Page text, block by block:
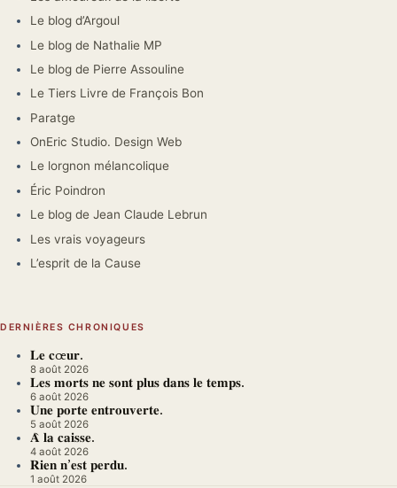
Le blog d’Argoul
Le blog de Nathalie MP
Le blog de Pierre Assouline
Le Tiers Livre de François Bon
Paratge
OnEric Studio. Design Web
Le lorgnon mélancolique
Éric Poindron
Le blog de Jean Claude Lebrun
Les vrais voyageurs
L’esprit de la Cause
DERNIÈRES CHRONIQUES
𝐋𝐞 𝐜œ𝐮𝐫.
8 août 2026
𝐋𝐞𝐬 𝐦𝐨𝐫𝐭𝐬 𝐧𝐞 𝐬𝐨𝐧𝐭 𝐩𝐥𝐮𝐬 𝐝𝐚𝐧𝐬 𝐥𝐞 𝐭𝐞𝐦𝐩𝐬.
6 août 2026
𝐔𝐧𝐞 𝐩𝐨𝐫𝐭𝐞 𝐞𝐧𝐭𝐫𝐨𝐮𝐯𝐞𝐫𝐭𝐞.
5 août 2026
𝐀̀ 𝐥𝐚 𝐜𝐚𝐢𝐬𝐬𝐞.
4 août 2026
𝐑𝐢𝐞𝐧 𝐧’𝐞𝐬𝐭 𝐩𝐞𝐫𝐝𝐮.
1 août 2026